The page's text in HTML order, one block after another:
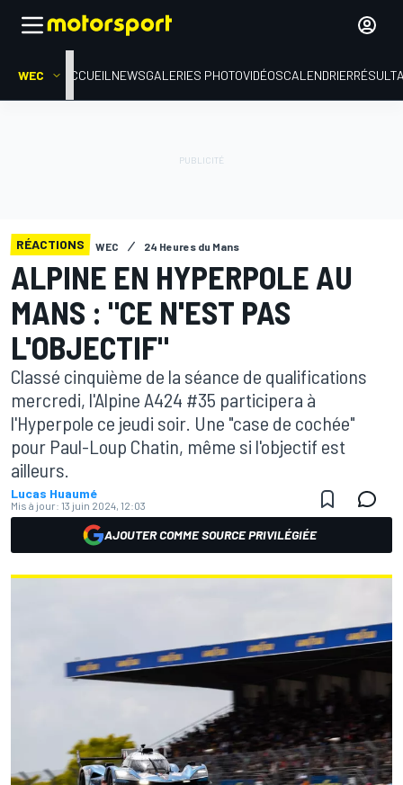
WEC ACCUEIL NEWSGALERIES PHOTOVIDÉOSCALENDRIER
RÉACTIONS WEC 24 Heures du Mans
ALPINE EN HYPERPOLE AU
MANS : "CE N'EST PAS
L'OBJECTIF"
Classé cinquième de la séance de qualifications
mercredi, l'Alpine A424 #35 participera à
l'Hyperpole ce jeudi soir. Une "case de cochée"
pour Paul-Loup Chatin, même si l'objectif est
ailleurs.
Lucas Huaumé
Mis à jour: 13 juin 2024, 12:03
AJOUTER COMME SOURCE PRIVILÉGIÉE